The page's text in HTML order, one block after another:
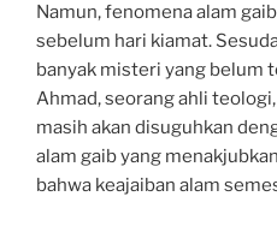
Namun, fenomena alam
sebelum hari kiamat.
banyak misteri yang belum
Ahmad, seorang ahli
masih akan disuguhkan
alam gaib yang
bahwa keajaiban alam